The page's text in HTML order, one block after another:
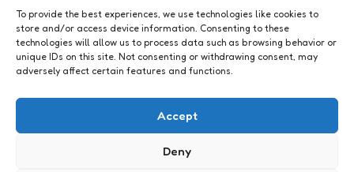
To provide the best experiences, we use technologies like cookies to
store and/or access device information. Consenting to these
technologies will allow us to process data such as browsing behavior or
unique IDs on this site. Not consenting or withdrawing consent, may
adversely affect certain features and functions.
Accept
Deny